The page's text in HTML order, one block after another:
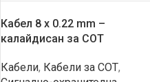
Кабел 8 x 0.22 mm –
калайдисан за СОТ
Кабели, Кабели за СОТ,